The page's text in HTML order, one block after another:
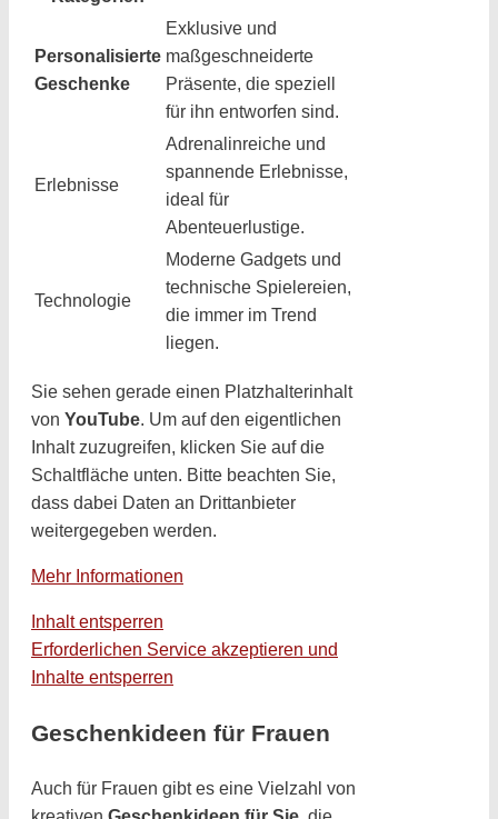
Personalisierte
Geschenke
Exklusive und
maßgeschneiderte
Präsente, die speziell
für ihn entworfen sind.
Erlebnisse
Adrenalinreiche und
spannende Erlebnisse,
ideal für
Abenteuerlustige.
Technologie
Moderne Gadgets und
technische Spielereien,
die immer im Trend
liegen.
Sie sehen gerade einen Platzhalterinhalt
von YouTube. Um auf den eigentlichen
Inhalt zuzugreifen, klicken Sie auf die
Schaltfläche unten. Bitte beachten Sie,
dass dabei Daten an Drittanbieter
weitergegeben werden.
Mehr Informationen
Inhalt entsperren
Erforderlichen Service akzeptieren und
Inhalte entsperren
Geschenkideen für Frauen
Auch für Frauen gibt es eine Vielzahl von